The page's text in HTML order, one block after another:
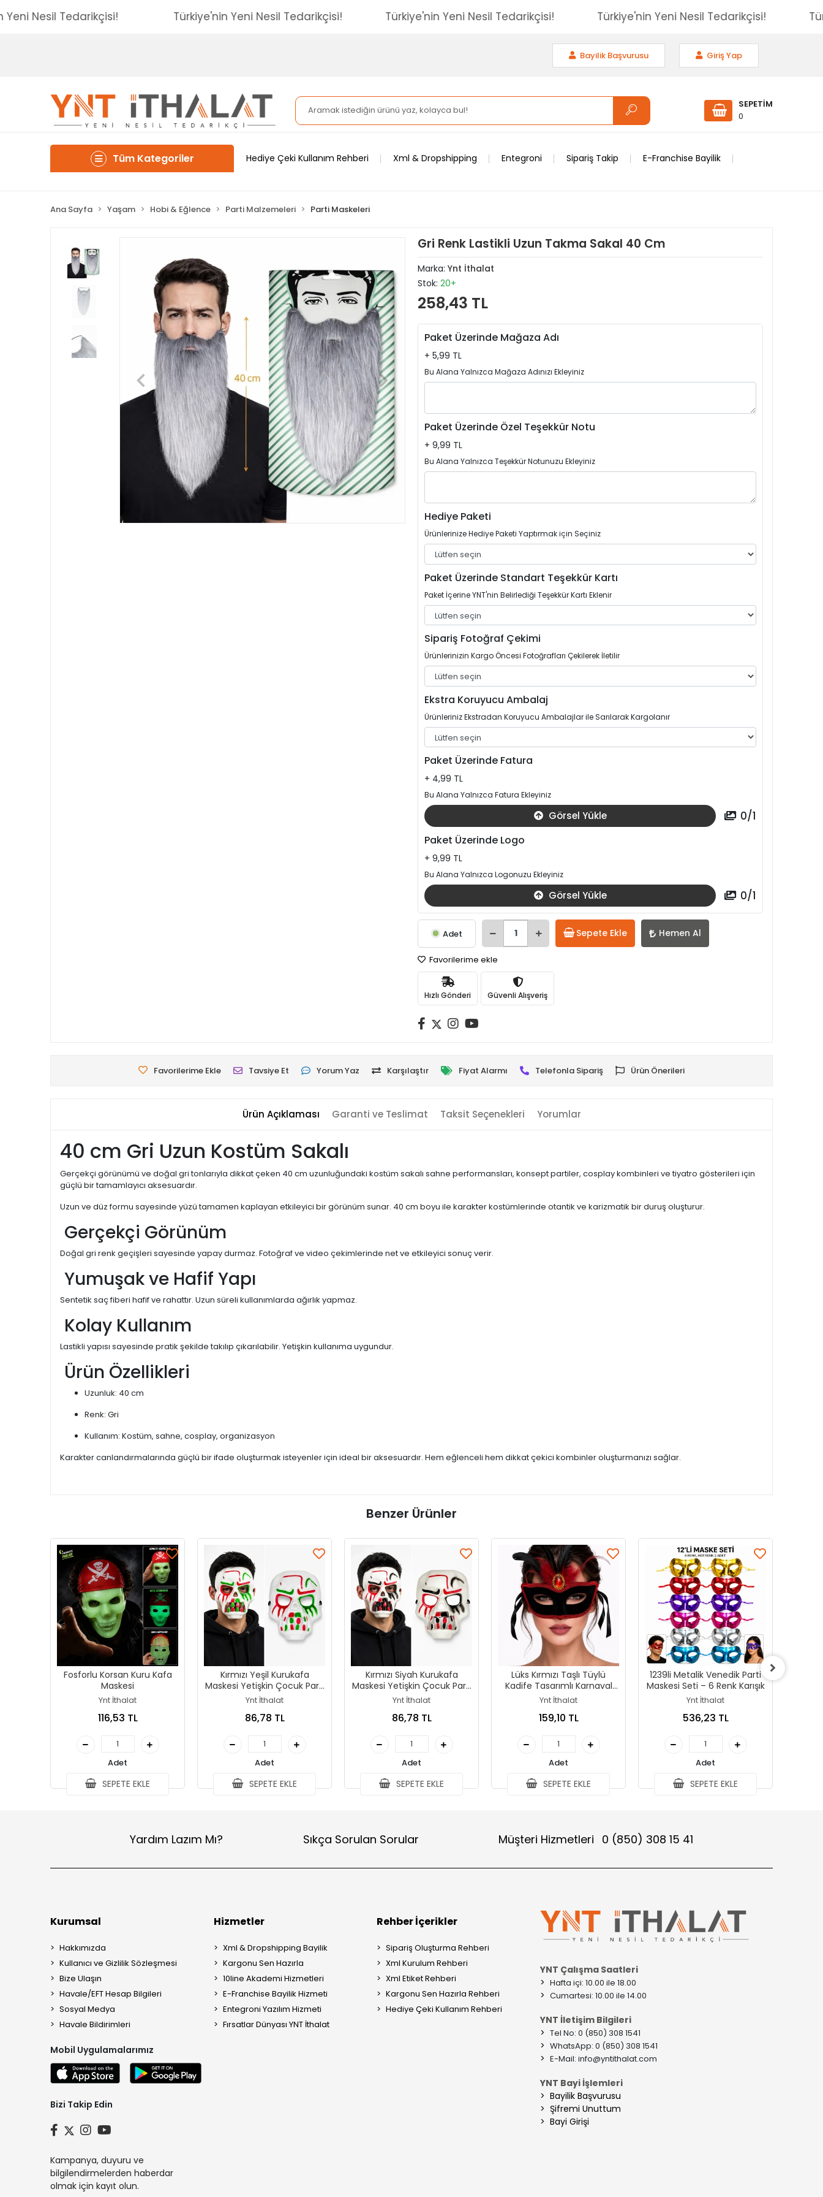
Yeni Nesil Tedarikçisi! Türkiye'nin Yeni Nesil Tedarikçisi! Türkiye'nin Yeni Nesil Tedarikçisi! Türkiye'nin Yeni Nesil Tedarikçisi!
Giriş Yap
Bayilik Başvurusu
SEPETİM
0
Tüm Kategoriler Hediye Çeki Kullanım Rehberi Xml & Dropshipping Entegroni Sipariş Takip E-Franchise Bayilik
Ana Sayfa Yaşam Hobi & Eğlence Parti Malzemeleri Parti Maskeleri
Gri Renk Lastikli Uzun Takma Sakal 40 Cm
Marka: Ynt İthalat
Stok: 20+
258,43 TL
Paket Üzerinde Mağaza Adı
+ 5,99 TL
Bu Alana Yalnızca Mağaza Adınızı Ekleyiniz
Paket Üzerinde Özel Teşekkür Notu
+ 9,99 TL
Bu Alana Yalnızca Teşekkür Notunuzu Ekleyiniz
Hediye Paketi
Ürünlerinize Hediye Paketi Yaptırmak için Seçiniz
Paket Üzerinde Standart Teşekkür Kartı
Paket İçerine YNT'nin Belirlediği Teşekkür Kartı Eklenir
Sipariş Fotoğraf Çekimi
Ürünlerinizin Kargo Öncesi Fotoğrafları Çekilerek İletilir
Ekstra Koruyucu Ambalaj
Ürünleriniz Ekstradan Koruyucu Ambalajlar ile Sarılarak Kargolanır
Paket Üzerinde Fatura
+ 4,99 TL
Bu Alana Yalnızca Fatura Ekleyiniz
Görsel Yükle 0/1
Paket Üzerinde Logo
+ 9,99 TL
Bu Alana Yalnızca Logonuzu Ekleyiniz
Görsel Yükle 0/1
Adet Sepete Ekle Hemen Al
Favorilerime ekle
Hızlı Gönderi Güvenli Alışveriş
Favorilerime Ekle Tavsiye Et Yorum Yaz Karşılaştır Fiyat Alarmı Telefonla Sipariş Ürün Önerileri
Ürün Açıklaması Garanti ve Teslimat Taksit Seçenekleri Yorumlar
40 cm Gri Uzun Kostüm Sakalı
Gerçekçi görünümü ve doğal gri tonlarıyla dikkat çeken 40 cm uzunluğundaki kostüm sakalı sahne performansları, konsept partiler, cosplay kombinleri ve tiyatro gösterileri için
güçlü bir tamamlayıcı aksesuardır.
Uzun ve düz formu sayesinde yüzü tamamen kaplayan etkileyici bir görünüm sunar. 40 cm boyu ile karakter kostümlerinde otantik ve karizmatik bir duruş oluşturur.
Gerçekçi Görünüm
Doğal gri renk geçişleri sayesinde yapay durmaz. Fotoğraf ve video çekimlerinde net ve etkileyici sonuç verir.
Yumuşak ve Hafif Yapı
Sentetik saç fiberi hafif ve rahattır. Uzun süreli kullanımlarda ağırlık yapmaz.
Kolay Kullanım
Lastikli yapısı sayesinde pratik şekilde takılıp çıkarılabilir. Yetişkin kullanıma uygundur.
Ürün Özellikleri
Uzunluk: 40 cm
Renk: Gri
Kullanım: Kostüm, sahne, cosplay, organizasyon
Karakter canlandırmalarında güçlü bir ifade oluşturmak isteyenler için ideal bir aksesuardır. Hem eğlenceli hem dikkat çekici kombinler oluşturmanızı sağlar.
Benzer Ürünler
Fosforlu Korsan Kuru Kafa
Maskesi
Ynt İthalat
116,53 TL
Adet
SEPETE EKLE
Kırmızı Yeşil Kurukafa
Maskesi Yetişkin Çocuk Parti
Maskesi
Ynt İthalat
86,78 TL
Adet
SEPETE EKLE
Kırmızı Siyah Kurukafa
Maskesi Yetişkin Çocuk Parti
Maskesi
Ynt İthalat
86,78 TL
Adet
SEPETE EKLE
Lüks Kırmızı Taşlı Tüylü
Kadife Tasarımlı Karnaval
Maskesi
Ynt İthalat
159,10 TL
Adet
SEPETE EKLE
1239li Metalik Venedik Parti
Maskesi Seti – 6 Renk Karışık
Ynt İthalat
536,23 TL
Adet
SEPETE EKLE
Yardım Lazım Mı? Sıkça Sorulan Sorular Müşteri Hizmetleri 0 (850) 308 15 41
Kurumsal
Hakkımızda
Kullanıcı ve Gizlilik Sözleşmesi
Bize Ulaşın
Havale/EFT Hesap Bilgileri
Sosyal Medya
Havale Bildirimleri
Mobil Uygulamalarımız
Bizi Takip Edin
Kampanya, duyuru ve
bilgilendirmelerden haberdar
olmak için kayıt olun.
Hizmetler
Xml & Dropshipping Bayilik
Kargonu Sen Hazırla
10line Akademi Hizmetleri
E-Franchise Bayilik Hizmeti
Entegroni Yazılım Hizmeti
Fırsatlar Dünyası YNT İthalat
Rehber İçerikler
Sipariş Oluşturma Rehberi
Xml Kurulum Rehberi
Xml Etiket Rehberi
Kargonu Sen Hazırla Rehberi
Hediye Çeki Kullanım Rehberi
YNT Çalışma Saatleri
> Hafta içi: 10.00 ile 18.00
> Cumartesi: 10.00 ile 14.00
YNT İletişim Bilgileri
> Tel No: 0 (850) 308 1541
> WhatsApp: 0 (850) 308 1541
> E-Mail: info@yntithalat.com
YNT Bayi İşlemleri
> Bayilik Başvurusu
> Şifremi Unuttum
> Bayi Girişi